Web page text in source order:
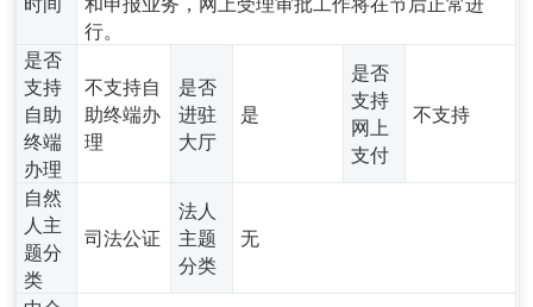
行。
是否
支持
自助
终端
办理
不支持自
助终端办
理
是否
进驻
大厅
是
是否
支持
网上
支付
不支持
自然
人主
题分
类
司法公证
法人
主题
分类
无